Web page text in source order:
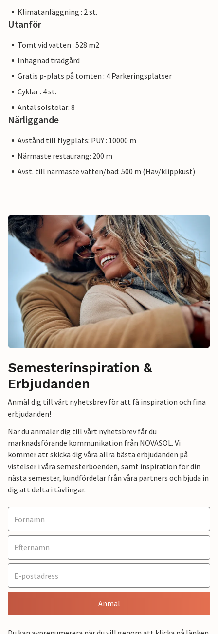
Klimatanläggning : 2 st.
Utanför
Tomt vid vatten : 528 m2
Inhägnad trädgård
Gratis p-plats på tomten : 4 Parkeringsplatser
Cyklar : 4 st.
Antal solstolar: 8
Närliggande
Avstånd till flygplats: PUY : 10000 m
Närmaste restaurang: 200 m
Avst. till närmaste vatten/bad: 500 m (Hav/klippkust)
Semesterinspiration &
Erbjudanden
Anmäl dig till vårt nyhetsbrev för att få inspiration och fina
erbjudanden!
När du anmäler dig till vårt nyhetsbrev får du
marknadsförande kommunikation från NOVASOL. Vi
kommer att skicka dig våra allra bästa erbjudanden på
vistelser i våra semesterboenden, samt inspiration för din
nästa semester, kundfördelar från våra partners och bjuda in
dig att delta i tävlingar.
Anmäl